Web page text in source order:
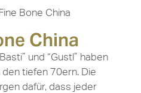
Bone China
China
und “Gustl” haben
den tiefen 70ern. Die
dafür, dass jeder